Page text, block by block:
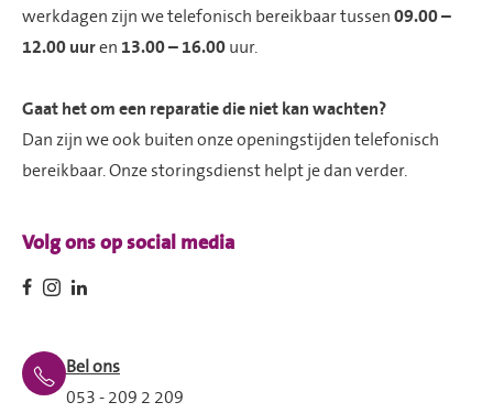
werkdagen zijn we telefonisch bereikbaar tussen 09.00 –
12.00 uuren 13.00 – 16.00 uur.
Gaat het om een reparatie die niet kan wachten?
Dan zijn we ook buiten onze openingstijden telefonisch
bereikbaar. Onze storingsdienst helpt je dan verder.
Volg ons op social media
Bel ons
053 - 209 2 209